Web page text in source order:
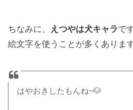
ちなみに、 えつやは犬キャラで
絵文字を使うことが多くあります
はやおきしたもんね~🐶